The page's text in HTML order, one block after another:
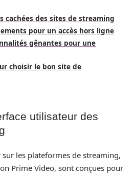
cachées des sites de streaming
pour un accès hors ligne
gênantes pour une
choisir le bon site de
utilisateur des
les plateformes de streaming,
Prime Video, sont conçues pour